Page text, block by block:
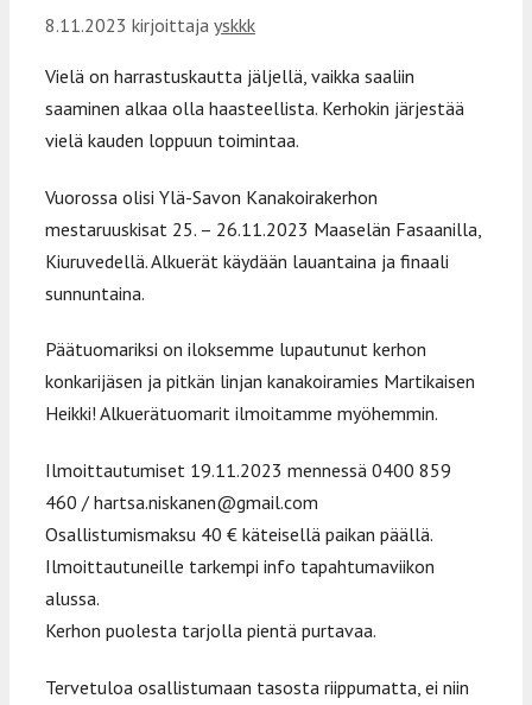
8.11.2023 kirjoittaja yskkk
Vielä on harrastuskautta jäljellä, vaikka saaliin
saaminen alkaa olla haasteellista. Kerhokin järjestää
vielä kauden loppuun toimintaa.
Vuorossa olisi Ylä-Savon Kanakoirakerhon
mestaruuskisat 25. – 26.11.2023 Maaselän Fasaanilla,
Kiuruvedellä. Alkuerät käydään lauantaina ja finaali
sunnuntaina.
Päätuomariksi on iloksemme lupautunut kerhon
konkarijäsen ja pitkän linjan kanakoiramies Martikaisen
Heikki! Alkuerätuomarit ilmoitamme myöhemmin.
Ilmoittautumiset 19.11.2023 mennessä 0400 859
460 / hartsa.niskanen@gmail.com
Osallistumismaksu 40 € käteisellä paikan päällä.
Ilmoittautuneille tarkempi info tapahtumaviikon
alussa.
Kerhon puolesta tarjolla pientä purtavaa.
Tervetuloa osallistumaan tasosta riippumatta, ei niin